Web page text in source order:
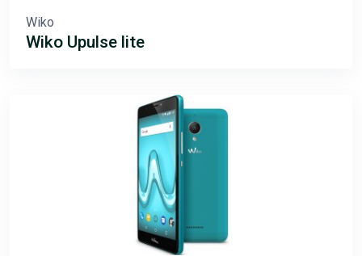
Wiko
Wiko Upulse lite